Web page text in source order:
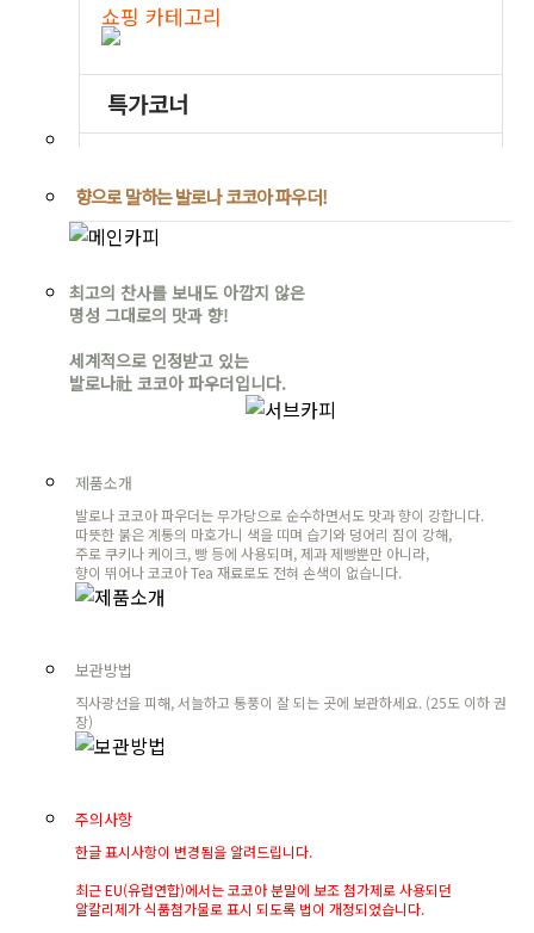
향으로 말하는 발로나 코코아 파우더!
최고의 찬사를 보내도 아깝지 않은
명성 그대로의 맛과 향!
세계적으로 인정받고 있는
발로나社 코코아 파우더입니다.
제품소개
발로나 코코아 파우더는 무가당으로 순수하면서도 맛과 향이 강합니다.
따뜻한 붉은 계통의 마호가니 색을 띠며 습기와 덩어리 짐이 강해,
주로 쿠키나 케이크, 빵 등에 사용되며, 제과 제빵뿐만 아니라,
향이 뛰어나 코코아 Tea 재료로도 전혀 손색이 없습니다.
보관방법
직사광선을 피해, 서늘하고 통풍이 잘 되는 곳에 보관하세요. (25도 이하 권
장)
주의사항
한글 표시사항이 변경됨을 알려드립니다.
최근 EU(유럽연합)에서는 코코아 분말에 보조 첨가제로 사용되던
알칼리제가 식품첨가물로 표시 되도록 법이 개정되었습니다.